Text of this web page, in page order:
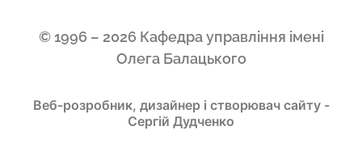
© 1996 – 2026 Кафедра управління імені
Олега Балацького
Веб-розробник, дизайнер і створювач сайту -
Сергій Дудченко